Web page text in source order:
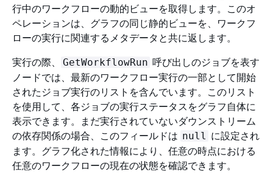
行中のワークフローの動的ビューを取得します。このオ
ペレーションは、グラフの同じ静的ビューを、ワークフ
ローの実行に関連するメタデータと共に返します。
実行の際、
GetWorkflowRun 呼び出しのジョブを表す
ノードでは、最新のワークフロー実行の一部として開始
されたジョブ実行のリストを含んでいます。このリスト
を使用して、各ジョブの実行ステータスをグラフ自体に
表示できます。まだ実行されていないダウンストリーム
の依存関係の場合、このフィールドは null に設定され
ます。グラフ化された情報により、任意の時点における
任意のワークフローの現在の状態を確認できます。